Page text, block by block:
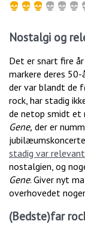
Nostalgi og
Det er snart fire
markere deres
der var blandt de
rock, har stadig
de netop smidt et
Gene, der er
stadig var
nostalgien, og
Gene. Giver nyt
overhovedet
(Bedste)far